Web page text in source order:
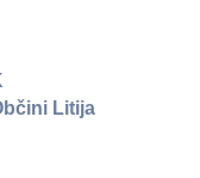
Litija